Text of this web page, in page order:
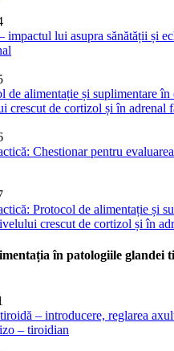
impactul lui asupra sănătății și
de alimentație și suplimentare în
crescut de cortizol și în adrenal
Chestionar pentru
Protocol de alimentație și
crescut de cortizol și în
în patologiile glandei
– introducere, reglarea
– tiroidian